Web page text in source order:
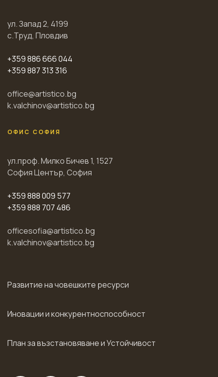
ул. Запад 2, 4199
с.Труд, Пловдив
+359 886 666 044
+359 887 313 316
office@artistico.bg
k.valchinov@artistico.bg
ОФИС СОФИЯ
ул.проф. Милко Бичев 1, 1527
София Център, София
+359 888 009 577
+359 888 707 486
officesofia@artistico.bg
k.valchinov@artistico.bg
Развитие на човешките ресурси
Иновации и конкурентноспособност
План за възстановяване и Устойчивост